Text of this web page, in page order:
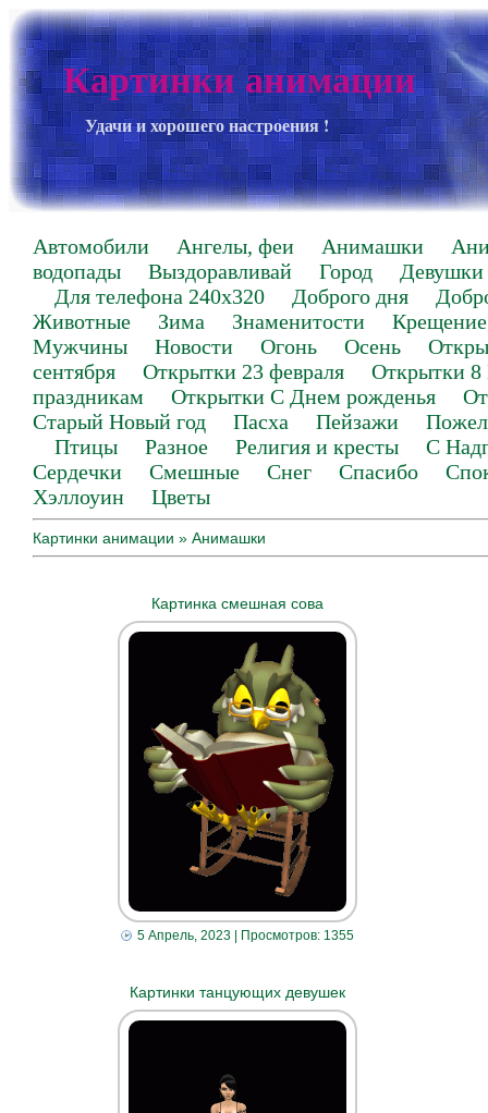
Картинки анимации
Удачи и хорошего настроения !
Автомобили Ангелы, феи Анимашки
водопады
Выздоравливай Город
Девушки
Для телефона 240х320
Доброго дня
Животные
Зима Знаменитости
Крещение
Мужчины
Новости Огонь Осень
сентября
Открытки 23 февраля
Открытки 8
праздникам
Открытки С Днем рожденья
Старый Новый год
Пасха Пейзажи
Птицы
Разное Религия и кресты
С
Сердечки
Смешные Снег Спасибо
Хэллоуин
Цветы
Картинки анимации » Анимашки
Картинка смешная сова
5 Апрель, 2023 | Просмотров: 1355
Картинки танцующих девушек